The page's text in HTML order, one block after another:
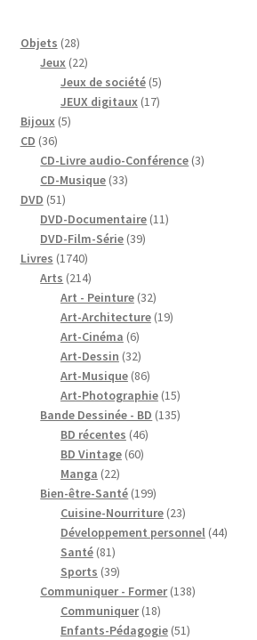
Objets 2828
produits
Jeux 2222
produits
Jeux de société 55
produits
JEUX digitaux 1717
Bijoux 55
CD 3636
produits
CD-Livre audio-Conférence 33
CD-Musique 3333
DVD 5151
produits
DVD-Documentaire 1111
DVD-Film-Série 3939
Livres 17401740
produits
Arts 214214
produits
Art - Peinture 3232
produits
Art-Architecture 1919
Art-Cinéma 66
produits
Art-Dessin 3232
produits
Art-Musique 8686
produits
Art-Photographie 1515
produits
Bande Dessinée - BD 135135
BD récentes 4646
BD Vintage 6060
Manga 2222
produits
Bien-être-Santé 199199
produits
Cuisine-Nourriture 2323
produits
Développement personnel 4444
Santé 8181
produits
Sports 3939
produits
Communiquer - Former 138138
Communiquer 1818
produits
Enfants-Pédagogie 5151